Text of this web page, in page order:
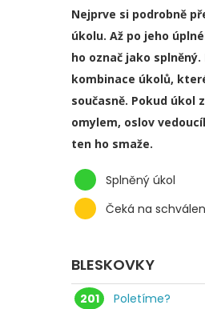
Nejprve si podrobně
úkolu. Až po jeho
ho označ jako splněný.
kombinace úkolů,
současně. Pokud úkol
omylem, oslov
ten ho smaže.
Splněný úkol
Čeká na
BLESKOVKY
201
Poletíme?